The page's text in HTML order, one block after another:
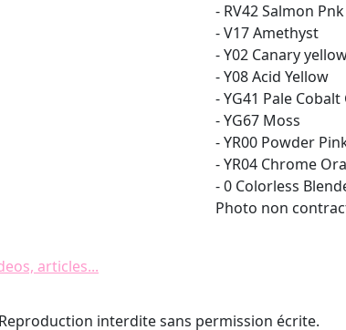
- RV42 Salmon Pnk
- V17 Amethyst
- Y02 Canary
- Y08 Acid Yellow
- YG41 Pale Cobalt
- YG67 Moss
- YR00 Powder
- YR04 Chrome
- 0 Colorless
Photo non
articles...
interdite sans permission écrite.